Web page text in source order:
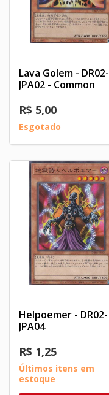
Lava Golem - DR02-
JPA02 - Common
R$ 5,00
Esgotado
Helpoemer - DR02-
JPA04
R$ 1,25
Últimos itens em
estoque